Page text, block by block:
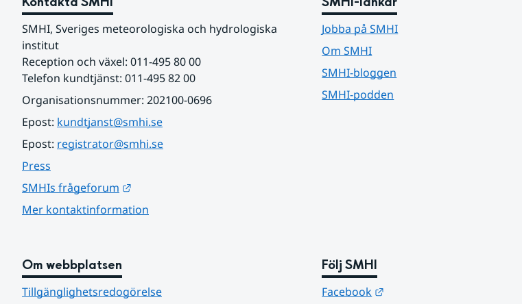
SMHI, Sveriges meteorologiska och hydrologiska
institut
Reception och växel: 011-495 80 00
Telefon kundtjänst: 011-495 82 00
Organisationsnummer: 202100-0696
Epost: kundtjanst@smhi.se
Epost: registrator@smhi.se
Press
SMHIs frågeforum
Mer kontaktinformation
Jobba på SMHI
Om SMHI
SMHI-bloggen
SMHI-podden
Om webbplatsen
Tillgänglighetsredogörelse
Följ SMHI
Facebook